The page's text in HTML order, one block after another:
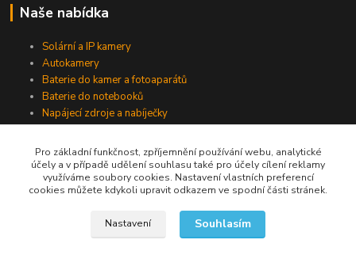
Naše nabídka
Solární a IP kamery
Autokamery
Baterie do kamer a fotoaparátů
Baterie do notebooků
Napájecí zdroje a nabíječky
Jsme na Facebooku
Pro základní funkčnost, zpříjemnění používání webu, analytické
účely a v případě udělení souhlasu také pro účely cílení reklamy
využíváme soubory cookies. Nastavení vlastních preferencí
cookies můžete kdykoli upravit odkazem ve spodní části stránek.
Nastavení Souhlasím